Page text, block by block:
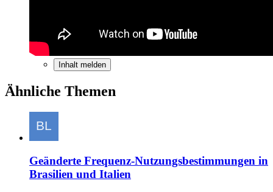
Inhalt melden
Ähnliche Themen
Geänderte Frequenz-Nutzungsbestimmungen in
Brasilien und Italien